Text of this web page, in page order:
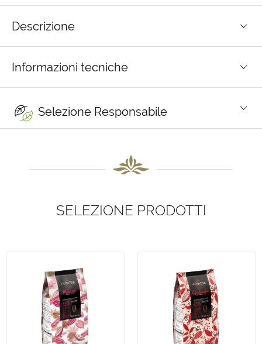
Descrizione
Informazioni tecniche
Selezione Responsabile
SELEZIONE PRODOTTI